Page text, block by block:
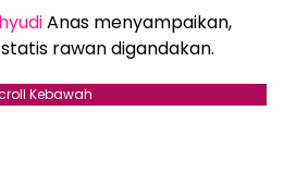
Anas menyampaikan,
rawan digandakan.
Kebawah